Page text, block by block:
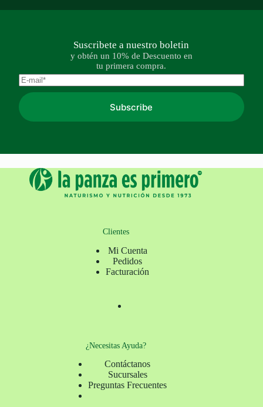
Suscribete a nuestro boletin
y obtén un 10% de Descuento en
tu primera compra.
Subscribe
Clientes
Mi Cuenta
Pedidos
Facturación
¿Necesitas Ayuda?
Contáctanos
Sucursales
Preguntas Frecuentes